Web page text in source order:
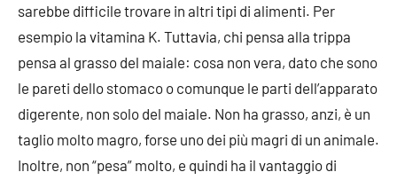
sarebbe difficile trovare in altri tipi di alimenti. Per
esempio la vitamina K. Tuttavia, chi pensa alla trippa
pensa al grasso del maiale: cosa non vera, dato che sono
le pareti dello stomaco o comunque le parti dell’apparato
digerente, non solo del maiale. Non ha grasso, anzi, è un
taglio molto magro, forse uno dei più magri di un animale.
Inoltre, non “pesa” molto, e quindi ha il vantaggio di